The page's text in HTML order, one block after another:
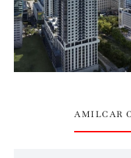
AMILCAR